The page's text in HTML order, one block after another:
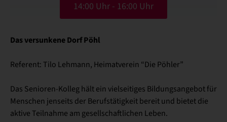
14:00 Uhr - 16:00 Uhr
Das versunkene Dorf Pöhl
Referent: Tilo Lehmann, Heimatverein “Die Pöhler”
Das Senioren-Kolleg hält ein vielseitiges Bildungsangebot für
Menschen jenseits der Berufstätigkeit bereit und bietet die
aktive Teilnahme am gesellschaftlichen Leben.